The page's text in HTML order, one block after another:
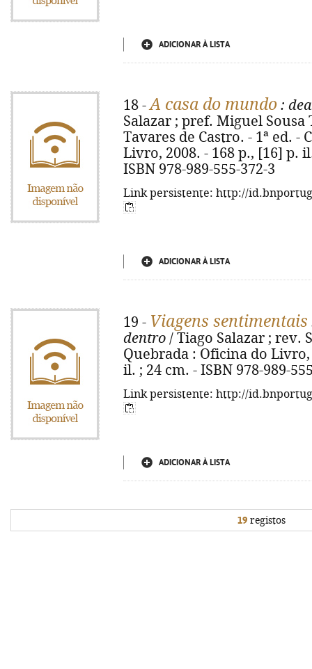
ADICIONAR À LISTA
18 -A casa do mundo :
Salazar ; pref. Miguel
Tavares de Castro. - 1ª ed. -
Livro, 2008. - 168 p., [16] p.
ISBN 978-989-555-372-3
Link persistente: http://
ADICIONAR À LISTA
19 - Viagens sentimentais
dentro / Tiago Salazar ; rev.
Quebrada : Oficina do
il. ; 24 cm. - ISBN 978-989-
Link persistente: http://
ADICIONAR À LISTA
19registos